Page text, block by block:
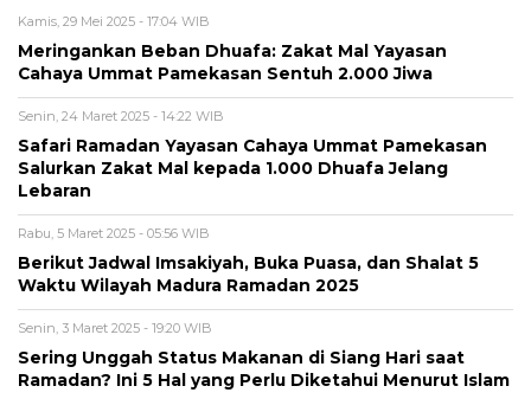
Kamis, 29 Mei 2025 - 17:04 WIB
Meringankan Beban Dhuafa: Zakat Mal Yayasan
Cahaya Ummat Pamekasan Sentuh 2.000 Jiwa
Senin, 24 Maret 2025 - 14:22 WIB
Safari Ramadan Yayasan Cahaya Ummat Pamekasan
Salurkan Zakat Mal kepada 1.000 Dhuafa Jelang
Lebaran
Rabu, 5 Maret 2025 - 05:56 WIB
Berikut Jadwal Imsakiyah, Buka Puasa, dan Shalat 5
Waktu Wilayah Madura Ramadan 2025
Senin, 3 Maret 2025 - 19:20 WIB
Sering Unggah Status Makanan di Siang Hari saat
Ramadan? Ini 5 Hal yang Perlu Diketahui Menurut Islam